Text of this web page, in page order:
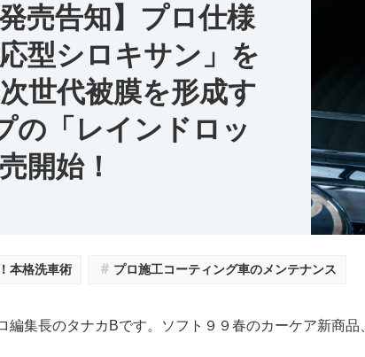
発売告知】プロ仕様
型シロキサン」を
世代被膜を形成す
の「レインドロッ
開始！
本格洗車術 ＃ プロ施工コーティング車のメンテナンス
編集長のタナカBです。ソフト９９春のカーケア新商品